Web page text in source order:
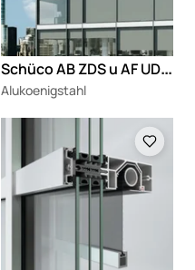
S
chüco AB ZDS u AF UDC 80
Alukoenigstahl